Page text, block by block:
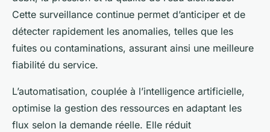
Cette surveillance continue permet d’anticiper et de
détecter rapidement les anomalies, telles que les
fuites ou contaminations, assurant ainsi une meilleure
fiabilité du service.
L’automatisation, couplée à l’intelligence artificielle,
optimise la gestion des ressources en adaptant les
flux selon la demande réelle. Elle réduit